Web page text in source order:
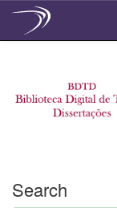
Search